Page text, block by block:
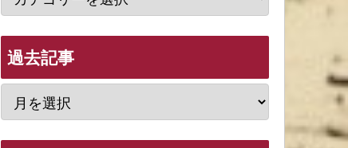
過去記事